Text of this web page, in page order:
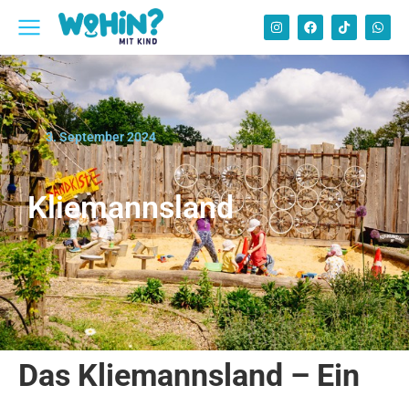
3. September 2024
Kliemannsland
Das Kliemannsland – Ein